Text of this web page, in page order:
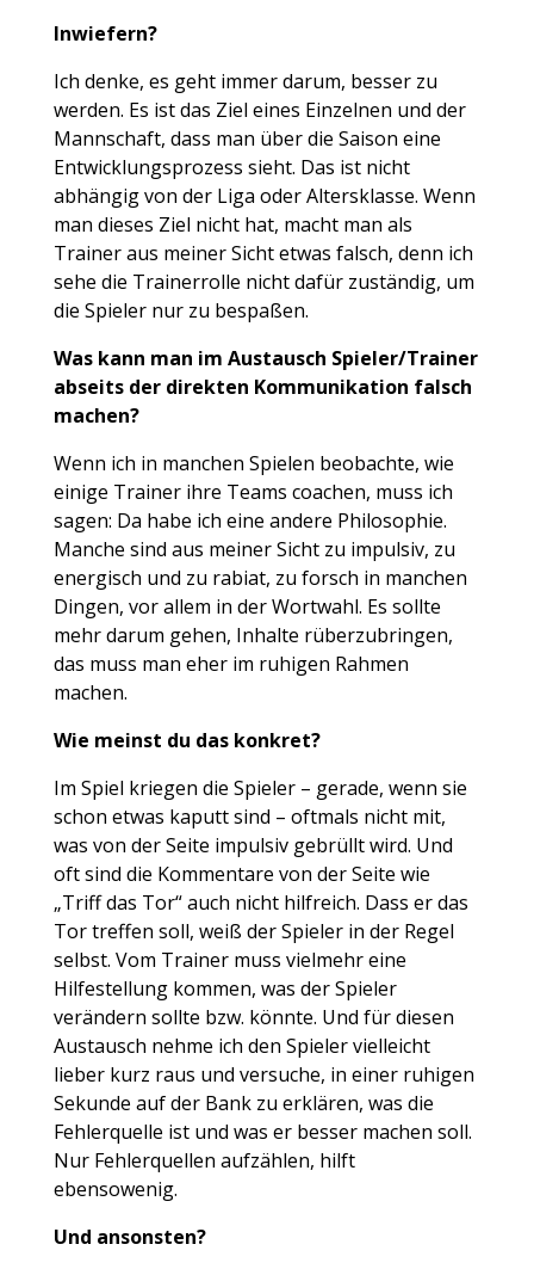
Inwiefern?
Ich denke, es geht immer darum, besser zu
werden. Es ist das Ziel eines Einzelnen und der
Mannschaft, dass man über die Saison eine
Entwicklungsprozess sieht. Das ist nicht
abhängig von der Liga oder Altersklasse. Wenn
man dieses Ziel nicht hat, macht man als
Trainer aus meiner Sicht etwas falsch, denn ich
sehe die Trainerrolle nicht dafür zuständig, um
die Spieler nur zu bespaßen.
Was kann man im Austausch Spieler/Trainer
abseits der direkten Kommunikation falsch
machen?
Wenn ich in manchen Spielen beobachte, wie
einige Trainer ihre Teams coachen, muss ich
sagen: Da habe ich eine andere Philosophie.
Manche sind aus meiner Sicht zu impulsiv, zu
energisch und zu rabiat, zu forsch in manchen
Dingen, vor allem in der Wortwahl. Es sollte
mehr darum gehen, Inhalte rüberzubringen,
das muss man eher im ruhigen Rahmen
machen.
Wie meinst du das konkret?
Im Spiel kriegen die Spieler – gerade, wenn sie
schon etwas kaputt sind – oftmals nicht mit,
was von der Seite impulsiv gebrüllt wird. Und
oft sind die Kommentare von der Seite wie
„Triff das Tor“ auch nicht hilfreich. Dass er das
Tor treffen soll, weiß der Spieler in der Regel
selbst. Vom Trainer muss vielmehr eine
Hilfestellung kommen, was der Spieler
verändern sollte bzw. könnte. Und für diesen
Austausch nehme ich den Spieler vielleicht
lieber kurz raus und versuche, in einer ruhigen
Sekunde auf der Bank zu erklären, was die
Fehlerquelle ist und was er besser machen soll.
Nur Fehlerquellen aufzählen, hilft
ebensowenig.
Und ansonsten?